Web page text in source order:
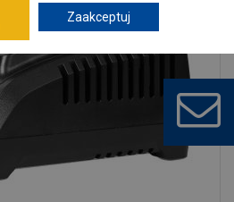
Zaakceptuj